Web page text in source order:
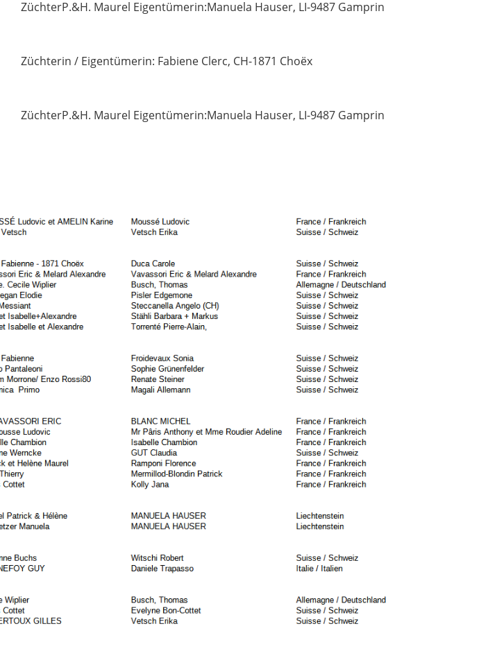
ZüchterP.&H. Maurel Eigentümerin:Manuela Hauser, LI-9487 Gamprin
Züchterin / Eigentümerin: Fabiene Clerc, CH-1871 Choëx
ZüchterP.&H. Maurel Eigentümerin:Manuela Hauser, LI-9487 Gamprin